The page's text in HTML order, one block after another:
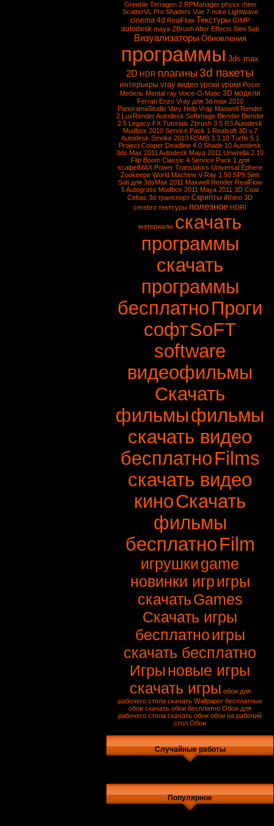
Greeble Terragen 2 RPManager physx rhino
ScatterVL Pro Shaders Vue 7 nuke Lightwave
cinema 4d RealFlow Текстуры GIMP
autodesk maya ZBrushAfter Effects Sitni Sati
Визуализаторы Обновления
программы 3ds max
2D HDR плагины 3d пакеты
интерьеры vray видео уроки уроки Poser
Мебель Mental ray Voice-O-Matic 3D модели
Ferrari Enzo Vray для 3d max 2010
PanoramaStudio Vary Help Vray Maxwell Render
2 LuxRender Autodesk Softimage Blender Blender
2.5 Legacy FX Tutorials Zbrush 3.5 R3Autodesk
Mudbox 2010 Service Pack 1 Realsoft 3D v.7
Autodesk Smoke 2010 RSMB 3.3.10 Turtle 5.1
Project Cooper Deadline 4.0 Shade 10Autodesk
3ds Max 2011 Autodesk Maya 2011 Unwrella 2.10
Flip Boom Classic 4 Service Pack 1 для
scalpelMAX Power Translators Universal Ephere
Zookeepe World Machine V-Ray 1.50 SP5 Sinti
Sati для 3dsMax 2011 Maxwell Render RealFlow
5Autograss Mudbox 2011 Maya 2011 3D Coat
Cebas 3d транспорт Скрипты iRhino 3D
cerebro тектсуры полезное HDRI
материалы скачать
программы
скачать
программы
бесплатноПроги
софтSoFT
software
видеофильмы
Скачать
фильмыфильмы
скачать видео
бесплатноFilms
скачать видео
киноСкачать
фильмы
бесплатноFilm
игрушкиgame
новинки игригры
скачатьGames
Скачать игры
бесплатноигры
скачать бесплатно
Игрыновые игры
скачать игры обои для
рабочего стола скачать Wallpaper бесплатные
обои скачать обои бесплатно Обои для
рабочего стола скачать обои обои на рабочий
стол Обои
Случайные работы
Популярное